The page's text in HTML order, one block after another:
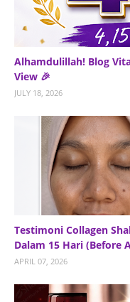
Alhamdulillah! Blog
View 🎉
JULY 18, 2026
Testimoni Collagen
Dalam 15 Hari (Before
APRIL 07, 2026